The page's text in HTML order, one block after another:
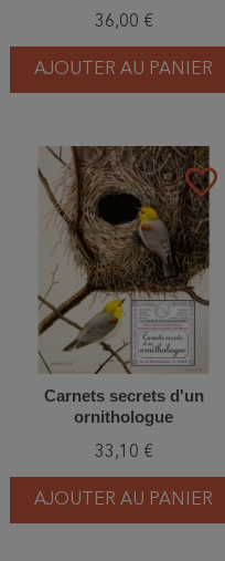
36,00 €
AJOUTER AU PANIER
favorite_border
Carnets secrets d'un
ornithologue
33,10 €
AJOUTER AU PANIER